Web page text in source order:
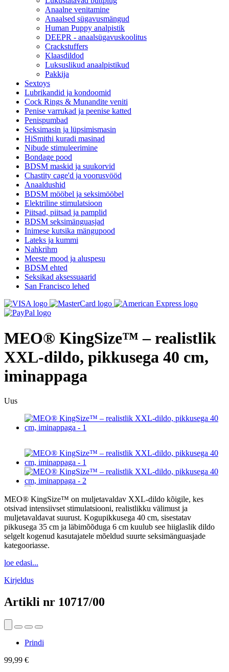
Anaalne venitamine
Anaalsed sügavusmängud
Human Puppy analpistik
DEEPR - anaalsügavuskoolitus
Crackstuffers
Klaasdildod
Luksuslikud anaalpistikud
Pakkija
Sextoys
Lubrikandid ja kondoomid
Cock Rings & Munandite veniti
Penise varrukad ja peenise katted
Penispumbad
Seksimasin ja lüpsimismasin
HiSmithi kuradi masinad
Nibude stimuleerimine
Bondage pood
BDSM maskid ja suukorvid
Chastity cage'd ja voorusvööd
Anaaldushid
BDSM mööbel ja seksimööbel
Elektriline stimulatsioon
Piitsad, piitsad ja pamplid
BDSM seksimänguasjad
Inimese kutsika mängupood
Lateks ja kummi
Nahkrihm
Meeste mood ja aluspesu
BDSM ehted
Seksikad aksessuaarid
San Francisco lehed
MEO® KingSize™ – realistlik
XXL-dildo, pikkusega 40 cm,
iminappaga
Uus
MEO® KingSize™ on muljetavaldav XXL-dildo kõigile, kes
otsivad intensiivset stimulatsiooni, realistlikku välimust ja
muljetavaldavat suurust. Kogupikkusega 40 cm, sisestatav
pikkusega 35 cm ja läbimõõduga 6 cm kuulub see hiiglaslik dildo
selgelt kogenud kasutajatele mõeldud suurte seksimänguasjade
kategooriasse.
loe edasi...
Kirjeldus
Artikli nr 10717/00
Prindi
99,99 €